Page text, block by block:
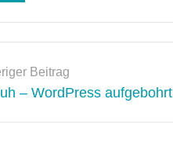
Beitrag
– WordPress aufgebohrt